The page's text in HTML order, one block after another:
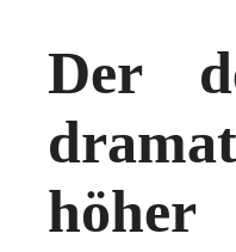
Der
höher